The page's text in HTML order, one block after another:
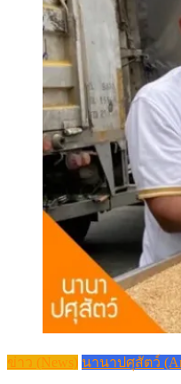
ข่าว (News) นานาปศุสัตว์